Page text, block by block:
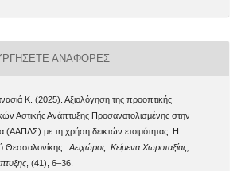
ΑΝΑΦΟΡΈΣ
Κ. (2025). Αξιολόγηση της προοπτικής
Αστικής Ανάπτυξης Προσανατολισμένης στην
(ΑΑΠΔΣ) με τη χρήση δεικτών ετοιμότητας. Η
Θεσσαλονίκης . Αειχώρος: Κείμενα Χωροταξίας,
, (41), 6–36.